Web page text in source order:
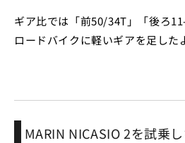
ギア比では「前50/34T」「後ろ
ロードバイクに軽いギアを足した
MARIN NICASIO 2を試乗